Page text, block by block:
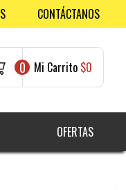
CONTÁCTANOS
0 Mi Carrito $0
OFERTAS